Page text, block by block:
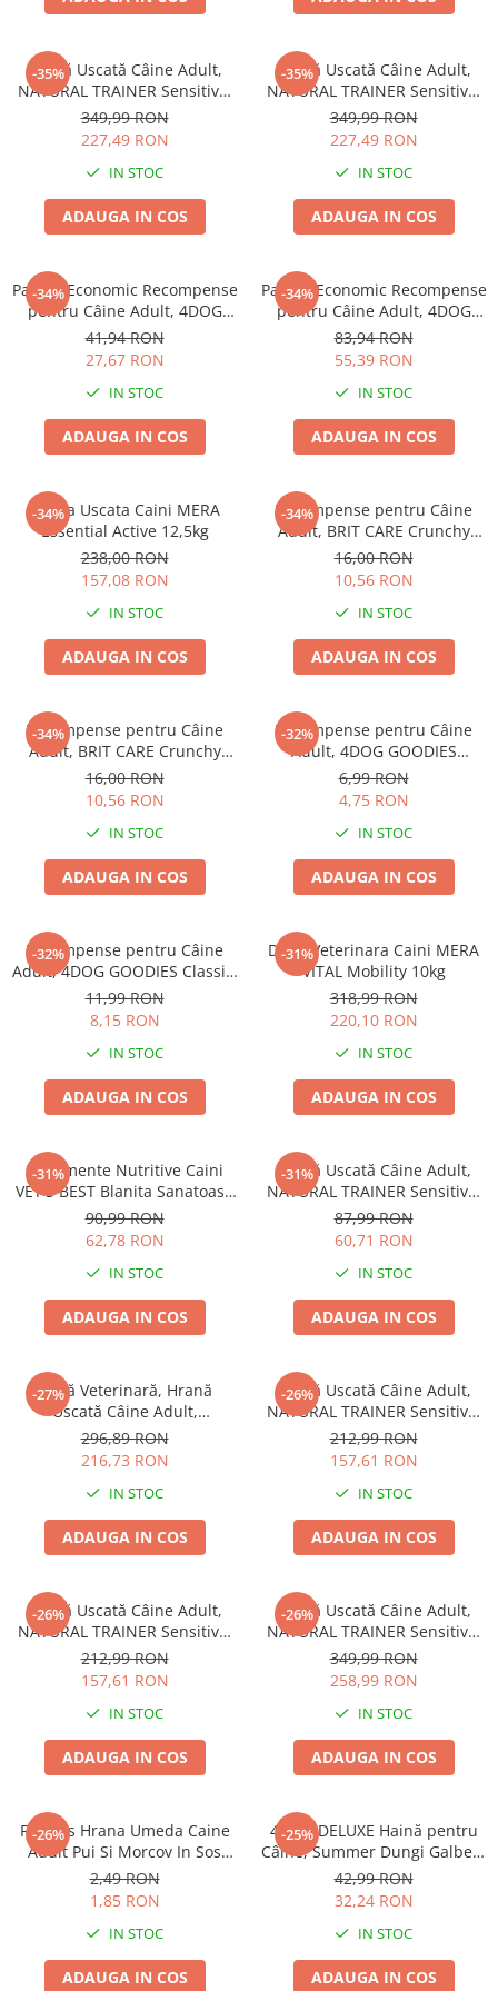
-35%
Hrană Uscată Câine Adult,
NATURAL TRAINER Sensitive,
Fără Gluten, Talie
Medie/Mare, Iepure, 12kg
349,99 RON
227,49 RON
IN STOC
ADAUGA IN COS
-35%
Hrană Uscată Câine Adult,
NATURAL TRAINER Sensitive,
Fără Gluten, Talie
Medie/Mare, Miel, 12kg
349,99 RON
227,49 RON
IN STOC
ADAUGA IN COS
-34%
Pachet Economic Recompense
pentru Câine Adult, 4DOG
GOODIES Trainer, Miel și
Orez, 6x150g
41,94 RON
27,67 RON
IN STOC
ADAUGA IN COS
-34%
Pachet Economic Recompense
pentru Câine Adult, 4DOG
GOODIES Classic, Jerky
Tenders Pui, 6x100g
83,94 RON
55,39 RON
IN STOC
ADAUGA IN COS
-34%
Hrana Uscata Caini MERA
Essential Active 12,5kg
238,00 RON
157,08 RON
IN STOC
ADAUGA IN COS
-34%
Recompense pentru Câine
Adult, BRIT CARE Crunchy
Cracker, Insecte, Curcan și
Mere, 200g
16,00 RON
10,56 RON
IN STOC
ADAUGA IN COS
-34%
Recompense pentru Câine
Adult, BRIT CARE Crunchy
Cracker, Insecte, Iepure și
Fenicul, 200g
16,00 RON
10,56 RON
IN STOC
ADAUGA IN COS
-32%
Recompense pentru Câine
Adult, 4DOG GOODIES
Trainer, Miel și Orez, 150g
6,99 RON
4,75 RON
IN STOC
ADAUGA IN COS
-32%
Recompense pentru Câine
Adult, 4DOG GOODIES Classic,
Jerky Tenders Pui, 100g
11,99 RON
8,15 RON
IN STOC
ADAUGA IN COS
-31%
Dieta Veterinara Caini MERA
VITAL Mobility 10kg
318,99 RON
220,10 RON
IN STOC
ADAUGA IN COS
-31%
Suplimente Nutritive Caini
VET'S BEST Blanita Sanatoasa
60 tablete
90,99 RON
62,78 RON
IN STOC
ADAUGA IN COS
-31%
Hrană Uscată Câine Adult,
NATURAL TRAINER Sensitive,
Fără Gluten, Talie Mică,
Iepure, 2kg
87,99 RON
60,71 RON
IN STOC
ADAUGA IN COS
-27%
Dietă Veterinară, Hrană
Uscată Câine Adult,
EXCLUSION Intestinal, Talie
Mică, Porc și Orez, 7kg
296,89 RON
216,73 RON
IN STOC
ADAUGA IN COS
-26%
Hrană Uscată Câine Adult,
NATURAL TRAINER Sensitive,
Talie Mică, Prosciutto Crudo,
7kg
212,99 RON
157,61 RON
IN STOC
ADAUGA IN COS
-26%
Hrană Uscată Câine Adult,
NATURAL TRAINER Sensitive,
Talie Mică, Vită și Orez, 7kg
212,99 RON
157,61 RON
IN STOC
ADAUGA IN COS
-26%
Hrană Uscată Câine Adult,
NATURAL TRAINER Sensitive,
Fără Gluten, Talie
Medie/Mare, Rață, 12kg
349,99 RON
258,99 RON
IN STOC
ADAUGA IN COS
-26%
Friskies Hrana Umeda Caine
Adult Pui Si Morcov In Sos
100g
2,49 RON
1,85 RON
IN STOC
ADAUGA IN COS
-25%
4DOG DELUXE Haină pentru
Câine, Summer Dungi Galben,
35 cm
42,99 RON
32,24 RON
IN STOC
ADAUGA IN COS